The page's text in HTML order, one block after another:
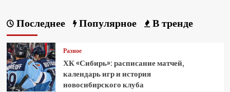
Последнее Популярное В тренде
Разное
ХК «Сибирь»: расписание матчей,
календарь игр и история
новосибирского клуба